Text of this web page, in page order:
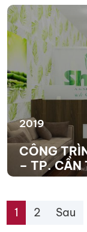
XEM THÊM
2019
CÔNG
– TP. CẦN
1 2 Sau